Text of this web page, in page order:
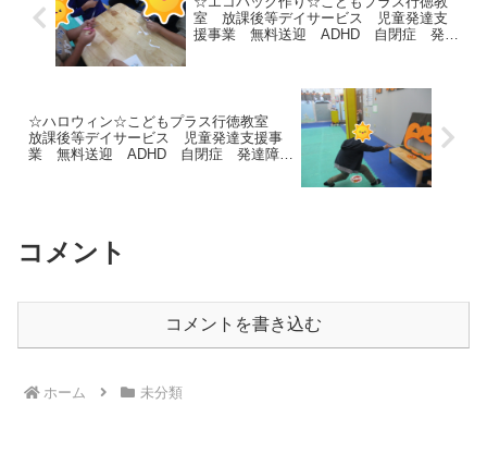
室 放課後等デイサービス 児童発達支
援事業 無料送迎 ADHD 自閉症 発達
☆ハロウィン☆こどもプラス行徳教室
放課後等デイサービス 児童発達支援事
業 無料送迎 ADHD 自閉症 発達障が
コメント
コメントを書き込む
ホーム 未分類